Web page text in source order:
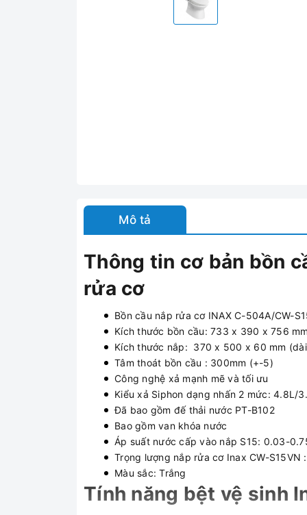
Mô tả
Thông tin cơ bản bồn
rửa cơ
Bồn cầu nắp rửa cơ INAX C-504A/CW-
Kích thước bồn cầu: 733 x 390 x 756
Kích thước nắp: 370 x 500 x 60 mm
Tâm thoát bồn cầu : 300mm (+-5)
Công nghệ xả mạnh mẽ và tối ưu
Kiểu xả Siphon dạng nhấn 2 mức: 4.8L/
Đã bao gồm đế thải nước PT-B102
Bao gồm van khóa nước
Áp suất nước cấp vào nắp S15: 0.03-
Trọng lượng nắp rửa cơ Inax CW-S15VN
Màu sắc: Trắng
Tính năng bệt vệ sinh